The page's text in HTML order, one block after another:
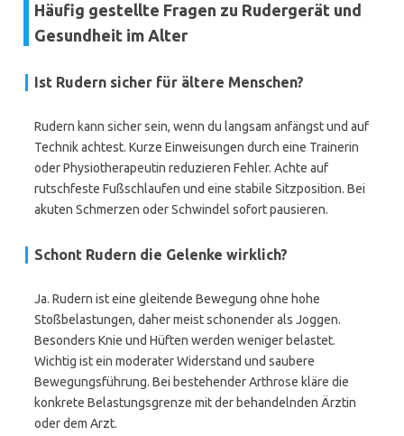
Häufig gestellte Fragen zu Rudergerät und
Gesundheit im Alter
Ist Rudern sicher für ältere Menschen?
Rudern kann sicher sein, wenn du langsam anfängst und auf
Technik achtest. Kurze Einweisungen durch eine Trainerin
oder Physiotherapeutin reduzieren Fehler. Achte auf
rutschfeste Fußschlaufen und eine stabile Sitzposition. Bei
akuten Schmerzen oder Schwindel sofort pausieren.
Schont Rudern die Gelenke wirklich?
Ja. Rudern ist eine gleitende Bewegung ohne hohe
Stoßbelastungen, daher meist schonender als Joggen.
Besonders Knie und Hüften werden weniger belastet.
Wichtig ist ein moderater Widerstand und saubere
Bewegungsführung. Bei bestehender Arthrose kläre die
konkrete Belastungsgrenze mit der behandelnden Ärztin
oder dem Arzt.